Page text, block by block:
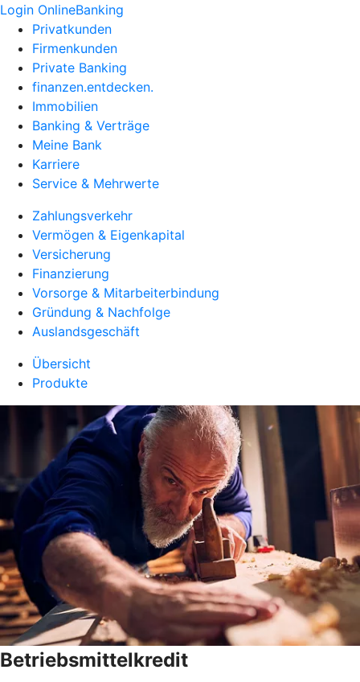
Login OnlineBanking
Privatkunden
Firmenkunden
Private Banking
finanzen.entdecken.
Immobilien
Banking & Verträge
Meine Bank
Karriere
Service & Mehrwerte
Zahlungsverkehr
Vermögen & Eigenkapital
Versicherung
Finanzierung
Vorsorge & Mitarbeiterbindung
Gründung & Nachfolge
Auslandsgeschäft
Übersicht
Produkte
Betriebsmittelkredit